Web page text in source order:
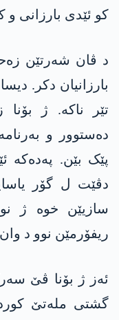
کو ئێدی بارزانی و
د ڤان شەرتێن
بارزانیان دکر.
تێر ناکە. ژ بۆنا
دەستوور و
پێک بێن. پەدەکە
دڤێت ل گۆر
سازیێن خوە ژ
ریفۆرمێن نوو د
ئەز ژ بۆنا ڤێ
گشتی ملەتێ